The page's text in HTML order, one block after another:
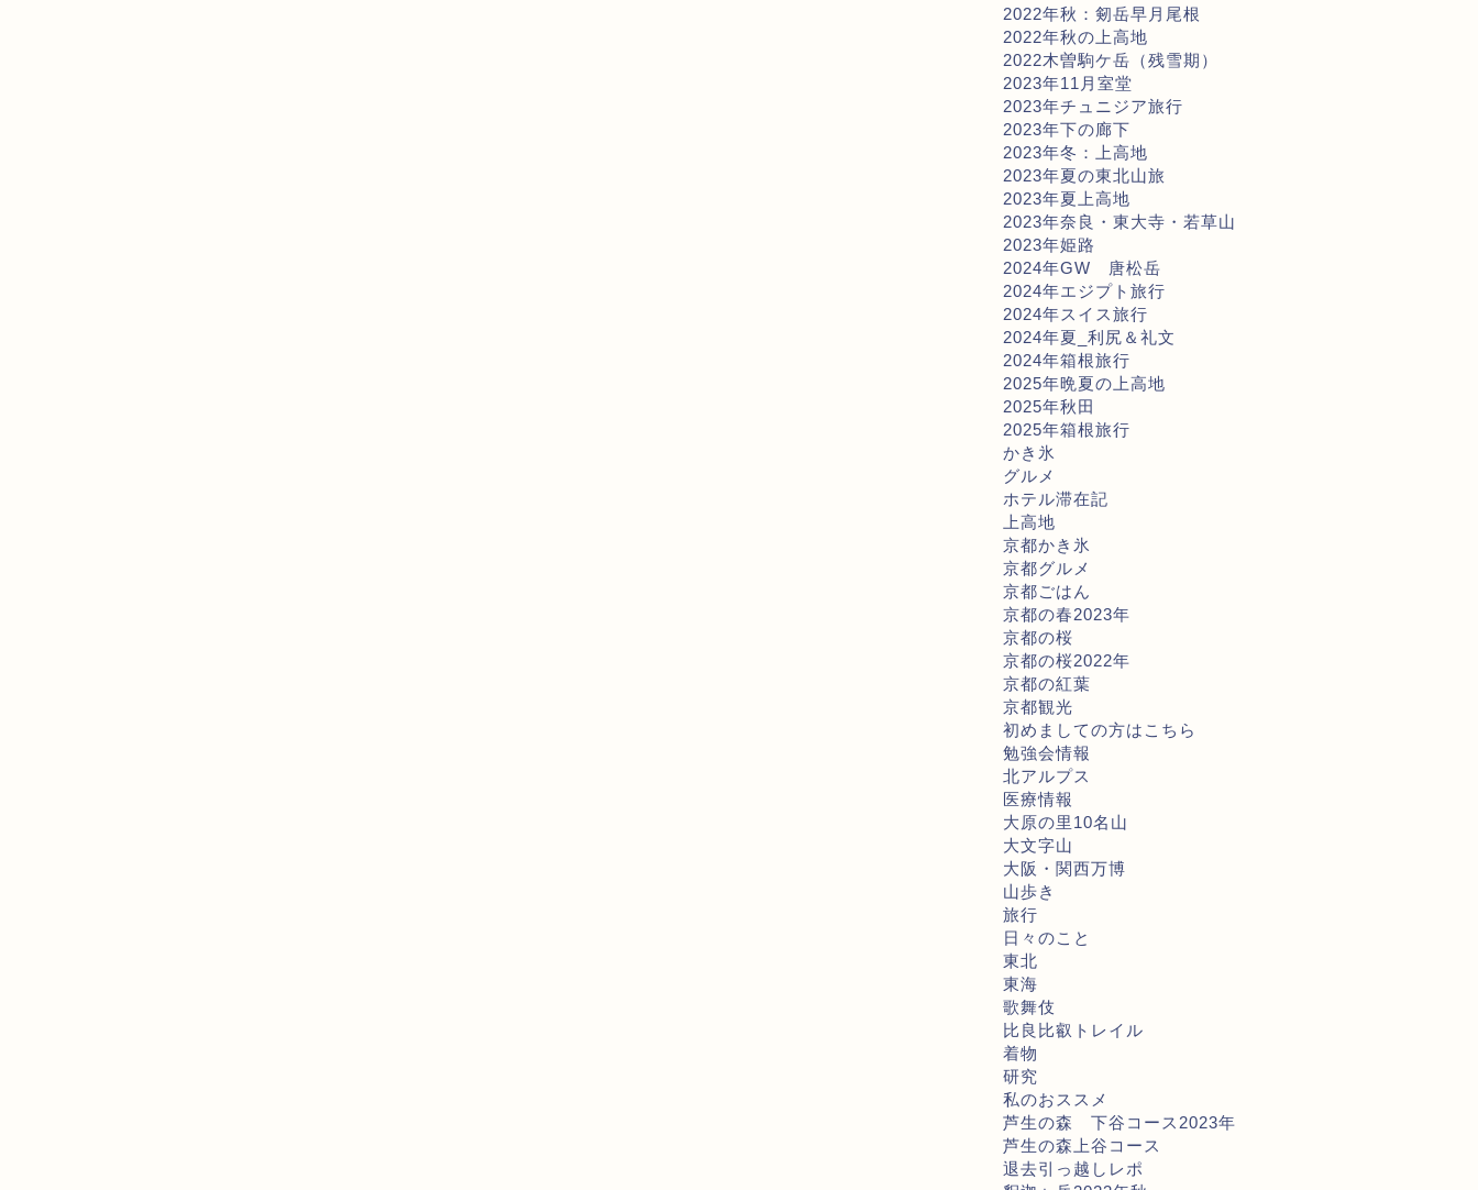
2022年秋：剱岳早月尾根
2022年秋の上高地
2022木曽駒ケ岳（残雪期）
2023年11月室堂
2023年チュニジア旅行
2023年下の廊下
2023年冬：上高地
2023年夏の東北山旅
2023年夏上高地
2023年奈良・東大寺・若草山
2023年姫路
2024年GW 唐松岳
2024年エジプト旅行
2024年スイス旅行
2024年夏_利尻＆礼文
2024年箱根旅行
2025年晩夏の上高地
2025年秋田
2025年箱根旅行
かき氷
グルメ
ホテル滞在記
上高地
京都かき氷
京都グルメ
京都ごはん
京都の春2023年
京都の桜
京都の桜2022年
京都の紅葉
京都観光
初めましての方はこちら
勉強会情報
北アルプス
医療情報
大原の里10名山
大文字山
大阪・関西万博
山歩き
旅行
日々のこと
東北
東海
歌舞伎
比良比叡トレイル
着物
研究
私のおススメ
芦生の森 下谷コース2023年
芦生の森上谷コース
退去引っ越しレポ